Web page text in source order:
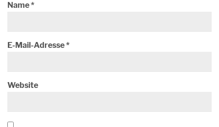
Name*
E-Mail-Adresse*
Website